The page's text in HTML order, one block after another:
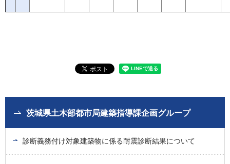
茨城県土木部都市局建築指導課企画グループ
診断義務付け対象建築物に係る耐震診断結果について